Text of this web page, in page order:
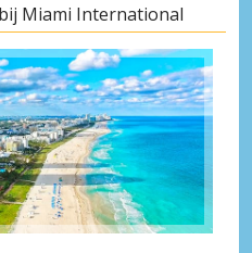
Miami International